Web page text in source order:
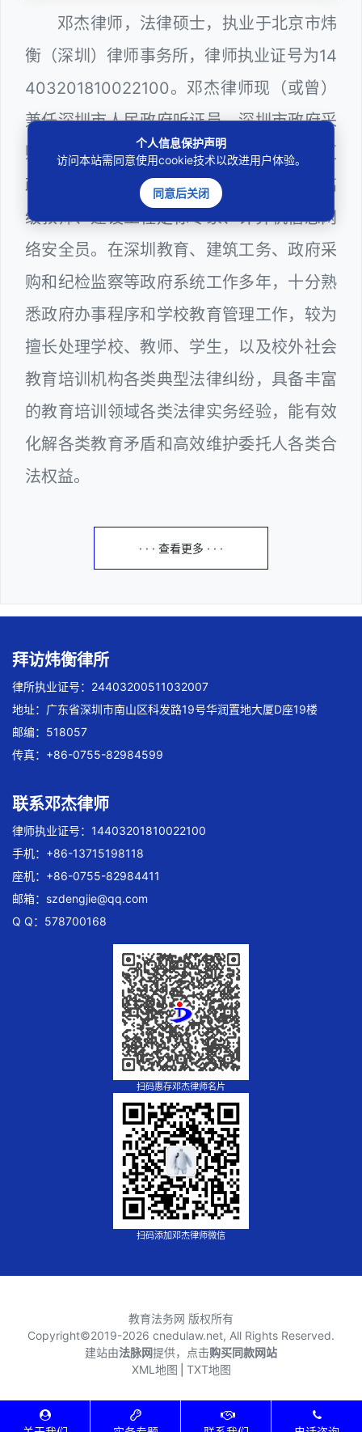
邓杰律师，法律硕士，执业于北京市炜
衡（深圳）律师事务所，律师执业证号为14
403201810022100。邓杰律师现（或曾）
兼任深圳市人民政府听证员、深圳市政府采
购评审专家（法律类），曾担任深圳市某区
政府部门公职律师、深圳市某区公办学校高
级教师、建设工程定标专家、计算机信息网
络安全员。在深圳教育、建筑工务、政府采
购和纪检监察等政府系统工作多年，十分熟
悉政府办事程序和学校教育管理工作，较为
擅长处理学校、教师、学生，以及校外社会
教育培训机构各类典型法律纠纷，具备丰富
的教育培训领域各类法律实务经验，能有效
化解各类教育矛盾和高效维护委托人各类合
法权益。
· · · 查看更多 · · ·
拜访炜衡律所
律所执业证号：24403200511032007
地址：广东省深圳市南山区科发路19号华润置地大厦D座19楼
邮编：518057
传真：+86-0755-82984599
联系邓杰律师
律师执业证号：14403201810022100
手机：+86-13715198118
座机：+86-0755-82984411
邮箱： szdengjie@qq.com
Q Q：578700168
扫码惠存邓杰律师名片
扫码添加邓杰律师微信
教育法务网 版权所有
Copyright©2019-2026 cnedulaw.net, All Rights Reserved.
建站由法脉网提供，点击购买同款网站
个人信息保护声明
访问本站需同意使用cookie技术以改进用户体验。
同意后关闭
XML地图 TXT地图